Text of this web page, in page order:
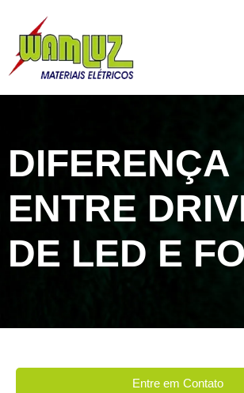
DIFERENÇA
ENTRE
DE LED E
Entre em Contato